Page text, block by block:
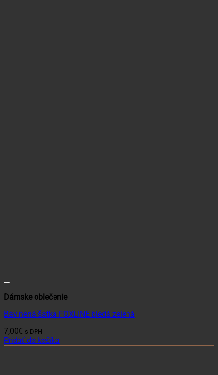
Dámske oblečenie
Bavlnená šatka FOXLINE bledá zelená
7,00€ s DPH
Pridať do košíka